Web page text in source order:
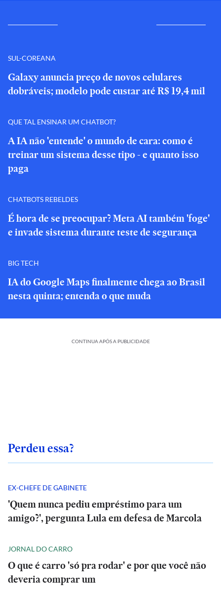
SUL-COREANA
Galaxy anuncia preço de novos celulares
dobráveis; modelo pode custar até R$ 19,4 mil
QUE TAL ENSINAR UM CHATBOT?
A IA não 'entende' o mundo de cara: como é
treinar um sistema desse tipo - e quanto isso
paga
CHATBOTS REBELDES
É hora de se preocupar? Meta AI também 'foge'
e invade sistema durante teste de segurança
BIG TECH
IA do Google Maps finalmente chega ao Brasil
nesta quinta; entenda o que muda
CONTINUA APÓS A PUBLICIDADE
Perdeu essa?
EX-CHEFE DE GABINETE
'Quem nunca pediu empréstimo para um
amigo?', pergunta Lula em defesa de Marcola
JORNAL DO CARRO
O que é carro 'só pra rodar' e por que você não
deveria comprar um